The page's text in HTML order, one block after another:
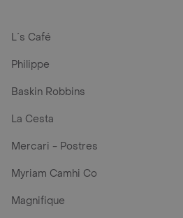
L´s Café
Philippe
Baskin Robbins
La Cesta
Mercari - Postres
Myriam Camhi Co
Magnifique